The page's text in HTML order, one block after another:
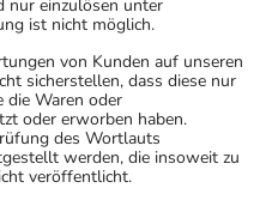
nur einzulösen unter
ist nicht möglich.
von Kunden auf unseren
sicherstellen, dass diese nur
die Waren oder
oder erworben haben.
des Wortlauts
werden, die insoweit zu
veröffentlicht.